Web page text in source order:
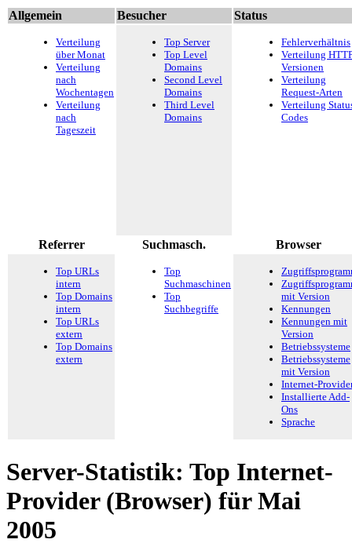
Allgemein Besucher Status
Verteilung
über Monat
Verteilung
nach
Wochentagen
Verteilung
nach
Tageszeit
Top Server
Top Level
Domains
Second Level
Domains
Third Level
Domains
Fehlerverhältnis
Verteilung
Versionen
Verteilung
Request-Arten
Verteilung
Codes
Referrer Suchmasch. Browser
Top URLs
intern
Top Domains
intern
Top URLs
extern
Top Domains
extern
Top
Suchmaschinen
Top
Suchbegriffe
mit Version
Kennungen
Kennungen mit
Version
Betriebssysteme
Betriebssysteme
mit Version
Internet-
Installierte Add-
Ons
Sprache
Server-Statistik: Top Internet-
Provider (Browser) für Mai
2005